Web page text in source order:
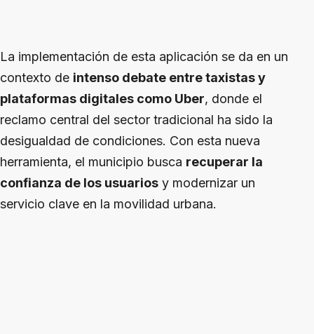
La implementación de esta aplicación se da en un
contexto de intenso debate entre taxistas y
plataformas digitales como Uber, donde el
reclamo central del sector tradicional ha sido la
desigualdad de condiciones. Con esta nueva
herramienta, el municipio busca recuperar la
confianza de los usuarios y modernizar un
servicio clave en la movilidad urbana.